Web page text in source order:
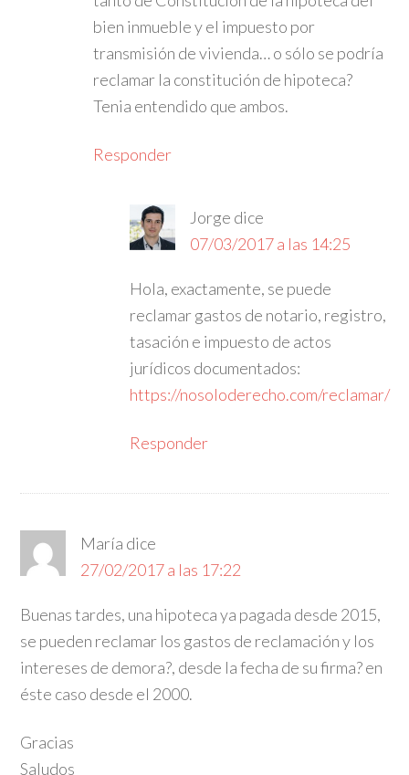
bien inmueble y el impuesto por
transmisión de vivienda… o sólo se podría
reclamar la constitución de hipoteca?
Tenia entendido que ambos.
Responder
Jorge dice
07/03/2017 a las 14:25
Hola, exactamente, se puede
reclamar gastos de notario, registro,
tasación e impuesto de actos
jurídicos documentados:
https://nosoloderecho.com/reclamar/
Responder
María dice
27/02/2017 a las 17:22
Buenas tardes, una hipoteca ya pagada desde 2015,
se pueden reclamar los gastos de reclamación y los
intereses de demora?, desde la fecha de su firma? en
éste caso desde el 2000.
Gracias
Saludos